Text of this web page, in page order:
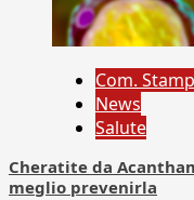
Com.
News
Salute
Cheratite da
meglio prevenirla